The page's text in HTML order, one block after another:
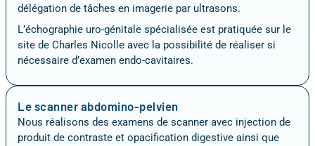
délégation de tâches en imagerie par ultrasons.
L’échographie uro-génitale spécialisée est pratiquée sur le
site de Charles Nicolle avec la possibilité de réaliser si
nécessaire d’examen endo-cavitaires.
Le scanner abdomino-pelvien
Nous réalisons des examens de scanner avec injection de
produit de contraste et opacification digestive ainsi que